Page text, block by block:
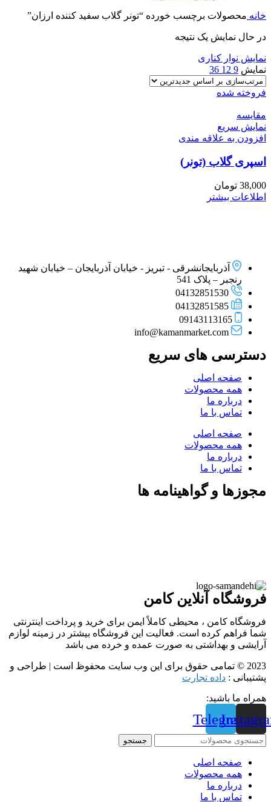
خانه محصولات برچسب خورده “تونر گلاب سفید کننده ارزان”
در حال نمایش یک نتیجه
نمایش نوار کناری
نمایش 9
12
36
فروخته شده
مقايسه
نمایش سریع
افزودن به علاقه مندی
اسپری گلاب (تونر)
38,000 تومان
اطلاعات بیشتر
آذربایجانشرقی - تبریز - خیابان آذربایجان – خیابان شهید
رنجبر – پلاک 541
04132851530
04132851585
09143113165
info@kamanmarket.com
دسترسی های سریع
صفحه اصلی
همه محصولات
درباره ما
تماس با ما
صفحه اصلی
همه محصولات
درباره ما
تماس با ما
مجوزها و گواهینامه ها
فروشگاه آنلاین کامن
فروشگاه کامن ، محیطی کاملاً ایمن برای خرید و پرداخت اینترنتی
شما فراهم کرده است. فعالیت این فروشگاه بیشتر در زمینه لوازم
آرایشی و بهداشتی به صورت عمده و خرده می باشد
2023 © تمامی حقوق برای این وب سایت محفوظ است | طراحی و
پشتیبانی : داده تجارت
همراه ما باشید:
Telegram
جستجو
صفحه اصلی
همه محصولات
درباره ما
تماس با ما